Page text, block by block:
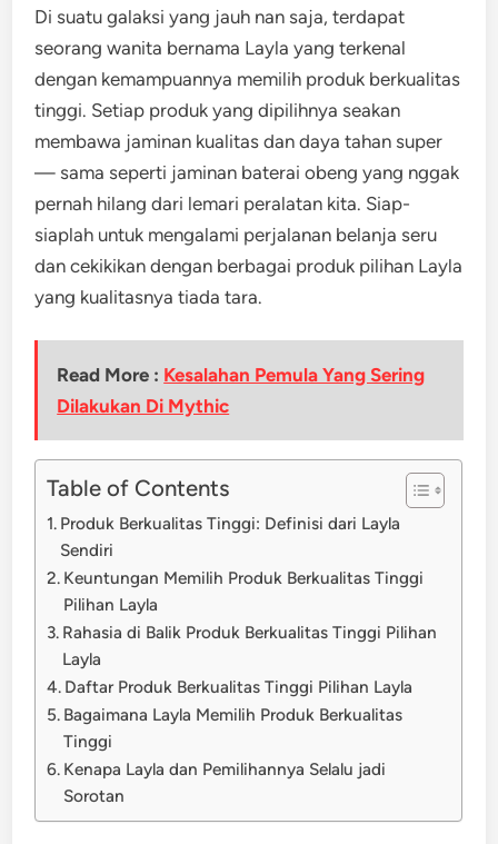
Di suatu galaksi yang jauh nan saja, terdapat
seorang wanita bernama Layla yang terkenal
dengan kemampuannya memilih produk berkualitas
tinggi. Setiap produk yang dipilihnya seakan
membawa jaminan kualitas dan daya tahan super
— sama seperti jaminan baterai obeng yang nggak
pernah hilang dari lemari peralatan kita. Siap-
siaplah untuk mengalami perjalanan belanja seru
dan cekikikan dengan berbagai produk pilihan Layla
yang kualitasnya tiada tara.
Read More : Kesalahan Pemula Yang Sering
Dilakukan Di Mythic
Table of Contents
Produk Berkualitas Tinggi: Definisi dari Layla
Sendiri
Keuntungan Memilih Produk Berkualitas Tinggi
Pilihan Layla
Rahasia di Balik Produk Berkualitas Tinggi Pilihan
Layla
Daftar Produk Berkualitas Tinggi Pilihan Layla
Bagaimana Layla Memilih Produk Berkualitas
Tinggi
Kenapa Layla dan Pemilihannya Selalu jadi
Sorotan